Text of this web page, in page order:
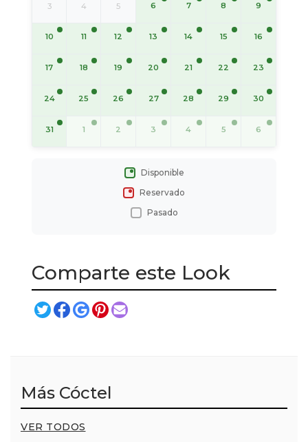
3 4 5 6 7 8 9
10 11 12 13 14 15 16
17 18 19 20 21 22 23
24 25 26 27 28 29 30
31 1 2 3 4 5 6
Disponible
Reservado
Pasado
Comparte este Look
Más Cóctel
VER TODOS